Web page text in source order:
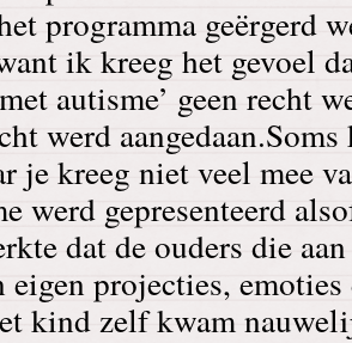
programma geërgerd
ik kreeg het gevoel
autisme’ geen recht
werd
je kreeg niet veel mee
werd gepresenteerd
dat de ouders die
projecties,
kind zelf kwam